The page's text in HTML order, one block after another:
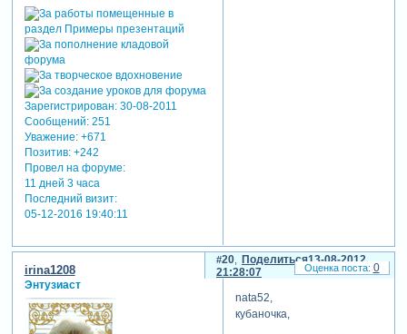
Зарегистрирован: 30-08-2011
Сообщений:251
Уважение: +671
Позитив: +242
Провел на форуме:
11 дней 3 часа
Последний визит:
05-12-2016 19:40:11
Поделиться
20
13-08-2012
21:28:07
irina1208
Энтузиаст
nata52,
кубаночка,
0